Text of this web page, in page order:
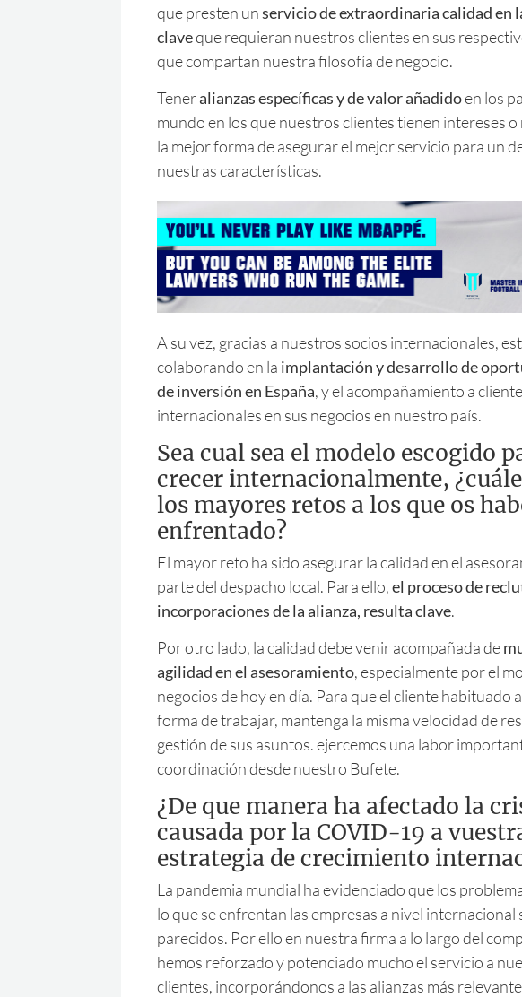
que presten unservicio de extraordinaria calidad en
claveque requieran nuestros clientes en sus
que compartan nuestra filosofía de negocio.
Teneralianzas específicas y de valor añadidoen los
mundo en los que nuestros clientes tienen intereses o
la mejor forma de asegurar el mejor servicio para un
nuestras características.
A su vez, gracias a nuestros socios internacionales,
colaborando en la implantación y desarrollo de
de inversión en España, y el acompañamiento a
internacionales en sus negocios en nuestro país.
Sea cual sea el modelo escogido
crecer internacionalmente,
los mayores retos a los que os
enfrentado?
El mayor reto ha sido asegurar la calidad en el
parte del despacho local. Para ello,el proceso de
incorporaciones de la alianza, resulta clave.
Por otro lado, la calidad debe venir acompañada de
agilidad en el asesoramiento, especialmente por el
negocios de hoy en día. Para que el cliente habituado
forma de trabajar, mantenga la misma velocidad de
gestión de sus asuntos. ejercemos una labor
coordinación desde nuestro Bufete.
¿De que manera ha afectado la
causada por la COVID-19 a
estrategia de crecimiento
La pandemia mundial ha evidenciado que los
lo que se enfrentan las empresas a nivel internacional
parecidos. Por ello en nuestra firma a lo largo del
hemos reforzado y potenciado mucho el servicio a
clientes, incorporándonos a las alianzas más